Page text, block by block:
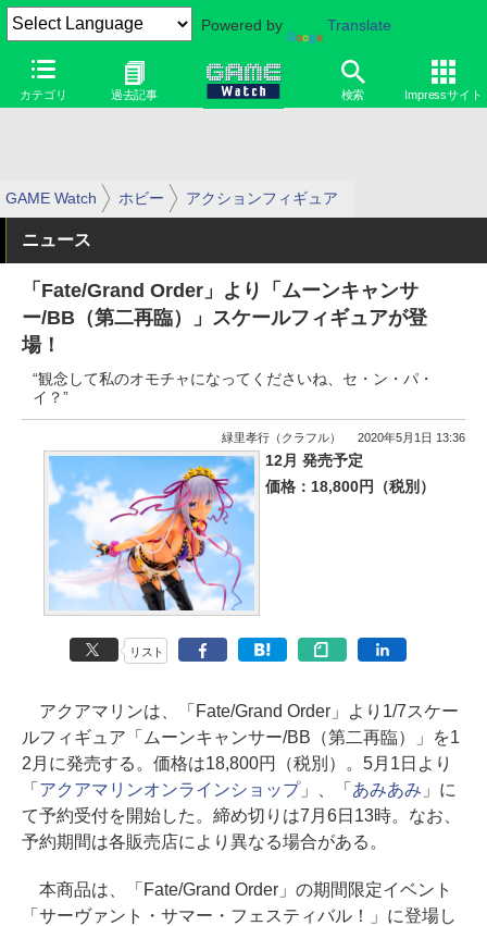
Powered by Translate
カテゴリ 過去記事 検索 Impressサイト
GAME Watch ホビー アクションフィギュア
ニュース
「Fate/Grand Order」より「ムーンキャンサ
ー/BB（第二再臨）」スケールフィギュアが登
場！
“観念して私のオモチャになってくださいね、セ・ン・パ・
イ？”
緑里孝行（クラフル） 2020年5月1日 13:36
12月 発売予定
価格：18,800円（税別）
リスト
アクアマリンは、「Fate/Grand Order」より1/7スケー
ルフィギュア「ムーンキャンサー/BB（第二再臨）」を1
2月に発売する。価格は18,800円（税別）。5月1日より
「 アクアマリンオンラインショップ」、「 あみあみ 」に
て予約受付を開始した。締め切りは7月6日13時。なお、
予約期間は各販売店により異なる場合がある。
本商品は、「Fate/Grand Order」の期間限定イベント
「サーヴァント・サマー・フェスティバル！」に登場し